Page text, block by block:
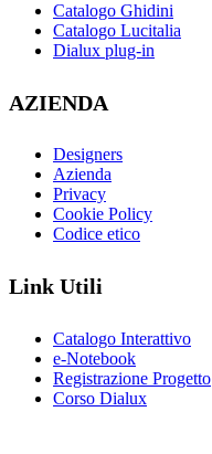
Catalogo Ghidini
Catalogo Lucitalia
Dialux plug-in
AZIENDA
Designers
Azienda
Privacy
Cookie Policy
Codice etico
Link Utili
Catalogo Interattivo
e-Notebook
Registrazione Progetto
Corso Dialux